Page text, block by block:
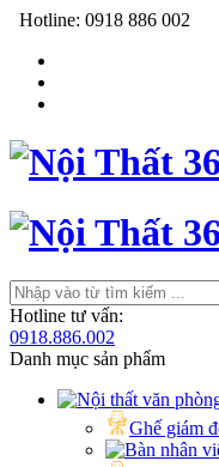
Hotline: 0918 886 002
Hotline tư vấn:
0918.886.002
Danh mục sản phẩm
Ghế giám